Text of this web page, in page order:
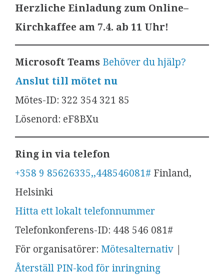
Herzliche Einladung zum Online–
Kirchkaffee am 7.4. ab 11 Uhr!
Microsoft Teams Behöver du hjälp?
Anslut till mötet nu
Mötes-ID: 322 354 321 85
Lösenord: eF8BXu
Ring in via telefon
+358 9 85626335,,448546081# Finland,
Helsinki
Hitta ett lokalt telefonnummer
Telefonkonferens-ID: 448 546 081#
För organisatörer: Mötesalternativ
Återställ PIN-kod för inringning